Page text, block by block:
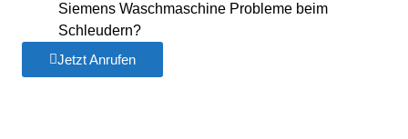
Siemens Waschmaschine Probleme beim
Schleudern?
Jetzt Anrufen